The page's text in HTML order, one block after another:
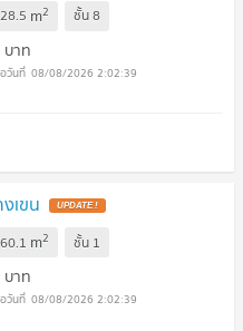
28.5 m2 ชั้น8
บาท
08/08/2026 2:02:39
เขน UPDATE !
60.1 m2 ชั้น 1
บาท
08/08/2026 2:02:39